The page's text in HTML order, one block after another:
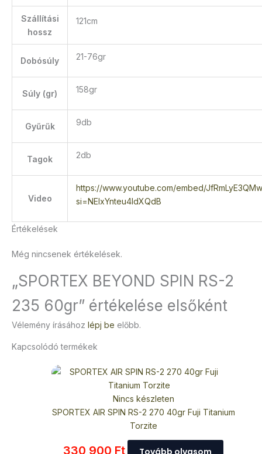
Szállítási
hossz
121cm
Dobósúly 21-76gr
Súly (gr) 158gr
Gyűrűk 9db
Tagok 2db
Video
https://www.youtube.com/embed/
si=NEIxYnteu4ldXQdB
Értékelések
Még nincsenek értékelések.
„SPORTEX BEYOND SPIN RS-2
235 60gr” értékelése elsőként
Vélemény írásához lépj be előbb.
Kapcsolódó termékek
Nincs készleten
SPORTEX AIR SPIN RS-2 270 40gr Fuji Titanium
Torzite
330 900 Ft